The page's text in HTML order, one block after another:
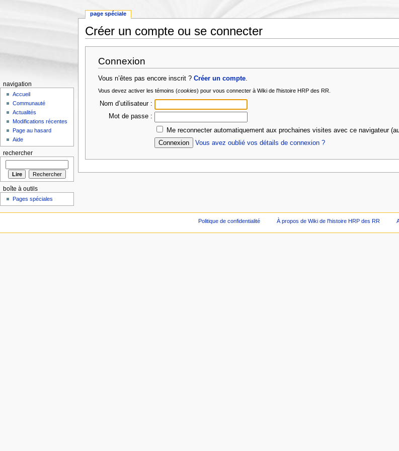
Créer un compte ou se connecter
Connexion
Vous n’êtes pas encore inscrit ?Créer un compte.
Vous devez activer les témoins (cookies) pour vous connecter à Wiki de l'histoire HRP des RR.
Nom d’utilisateur :
Mot de passe :
Me reconnecter automatiquement aux prochaines visites avec ce navigateur
Vous avez oublié vos détails de connexion ?
page spéciale
navigation
Accueil
Communauté
Actualités
Modifications récentes
Page au hasard
Aide
rechercher
boîte à outils
Pages spéciales
Politique de confidentialité À propos de Wiki de l'histoire HRP des RR